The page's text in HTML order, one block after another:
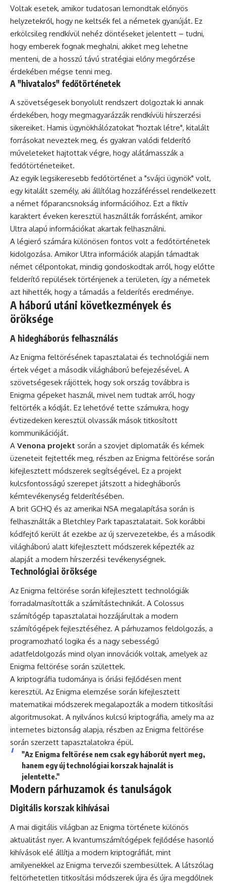
Voltak esetek, amikor tudatosan lemondtak előnyös
helyzetekről, hogy ne keltsék fel a németek gyanúját. Ez
erkölcsileg rendkívül nehéz döntéseket jelentett – tudni,
hogy emberek fognak meghalni, akiket meg lehetne
menteni, de a hosszú távú stratégiai előny megőrzése
érdekében mégse tenni meg.
A "hivatalos" fedőtörténetek
A szövetségesek bonyolult rendszert dolgoztak ki annak
érdekében, hogy megmagyarázzák rendkívüli hírszerzési
sikereiket. Hamis ügynökhálózatokat "hoztak létre", kitalált
forrásokat neveztek meg, és gyakran valódi felderítő
műveleteket hajtottak végre, hogy alátámasszák a
fedőtörténeteiket.
Az egyik legsikeresebb fedőtörténet a "svájci ügynök" volt,
egy kitalált személy, aki állítólag hozzáféréssel rendelkezett
a német főparancsnokság információihoz. Ezt a fiktív
karaktert éveken keresztül használták forrásként, amikor
Ultra alapú információkat akartak felhasználni.
A légierő számára különösen fontos volt a fedőtörténetek
kidolgozása. Amikor Ultra információk alapján támadtak
német célpontokat, mindig gondoskodtak arról, hogy előtte
felderítő repülések történjenek a területen, így a németek
azt hihették, hogy a támadás a felderítés eredménye.
A háború utáni következmények és
öröksége
A hidegháborús felhasználás
Az Enigma feltörésének tapasztalatai és technológiái nem
értek véget a második világháború befejezésével. A
szövetségesek rájöttek, hogy sok ország továbbra is
Enigma gépeket használ, mivel nem tudtak arról, hogy
feltörték a kódját. Ez lehetővé tette számukra, hogy
évtizedeken keresztül olvassák mások titkosított
kommunikációját.
A Venona projekt során a szovjet diplomaták és kémek
üzeneteit fejtették meg, részben az Enigma feltörése során
kifejlesztett módszerek segítségével. Ez a projekt
kulcsfontosságú szerepet játszott a hidegháborús
kémtevékenység felderítésében.
A brit GCHQ és az amerikai NSA megalapítása során is
felhasználták a Bletchley Park tapasztalatait. Sok korábbi
kódfejtő került át ezekbe az új szervezetekbe, és a második
világháború alatt kifejlesztett módszerek képezték az
alapját a modern hírszerzési tevékenységnek.
Technológiai öröksége
Az Enigma feltörése során kifejlesztett technológiák
forradalmasították a számítástechnikát. A Colossus
számítógép tapasztalatai hozzájárultak a modern
számítógépek fejlesztéséhez. A párhuzamos feldolgozás, a
programozható logika és a nagy sebességű
adatfeldolgozás mind olyan innovációk voltak, amelyek az
Enigma feltörése során születtek.
A kriptográfia tudománya is óriási fejlődésen ment
keresztül. Az Enigma elemzése során kifejlesztett
matematikai módszerek megalapozták a modern titkosítási
algoritmusokat. A nyilvános kulcsú kriptográfia, amely ma az
internetes biztonság alapja, részben az Enigma feltörése
során szerzett tapasztalatokra épül.
"Az Enigma feltörése nem csak egy háborút nyert meg,
hanem egy új technológiai korszak hajnalát is
jelentette."
Modern párhuzamok és tanulságok
Digitális korszak kihívásai
A mai digitális világban az Enigma története különös
aktualitást nyer. A kvantumszámítógépek fejlődése hasonló
kihívások elé állítja a modern kriptográfiát, mint
amilyenekkel az Enigma tervezői szembesültek. A látszólag
feltörhetetlen titkosítási módszerek újra és újra megdőlnek